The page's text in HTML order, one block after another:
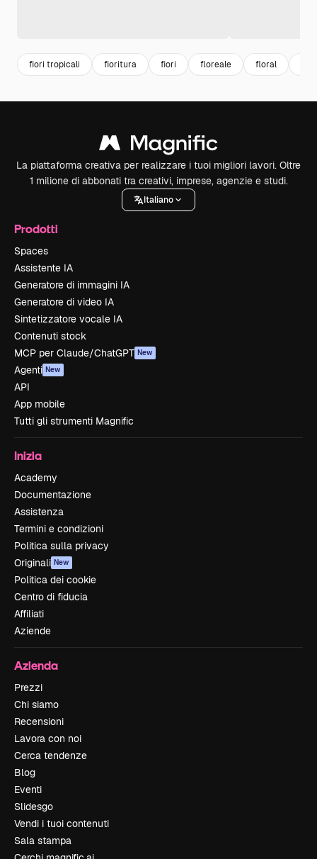
fiori tropicali fioritura fiori floreale floral
La piattaforma creativa per realizzare i tuoi migliori lavori. Oltre
1 milione di abbonati tra creativi, imprese, agenzie e studi.
Italiano
Prodotti
Spaces
Assistente IA
Generatore di immagini IA
Generatore di video IA
Sintetizzatore vocale IA
Contenuti stock
MCP per Claude/ChatGPT New
Agenti New
API
App mobile
Tutti gli strumenti Magnific
Inizia
Academy
Documentazione
Assistenza
Termini e condizioni
Politica sulla privacy
Originali New
Politica dei cookie
Centro di fiducia
Affiliati
Aziende
Azienda
Prezzi
Chi siamo
Recensioni
Lavora con noi
Cerca tendenze
Blog
Eventi
Slidesgo
Vendi i tuoi contenuti
Sala stampa